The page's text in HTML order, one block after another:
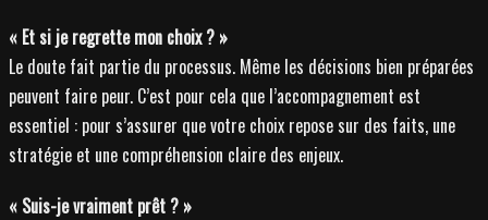
« Et si je regrette mon choix ? »
Le doute fait partie du processus. Même les décisions bien préparées
peuvent faire peur. C’est pour cela que l’accompagnement est
essentiel : pour s’assurer que votre choix repose sur des faits, une
stratégie et une compréhension claire des enjeux.
« Suis-je vraiment prêt ? »